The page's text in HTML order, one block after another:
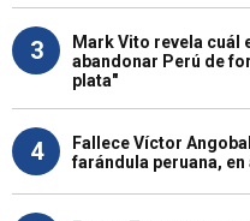
3
Mark Vito revela cuál
abandonar Perú de
plata"
4
Fallece Víctor
farándula peruana,